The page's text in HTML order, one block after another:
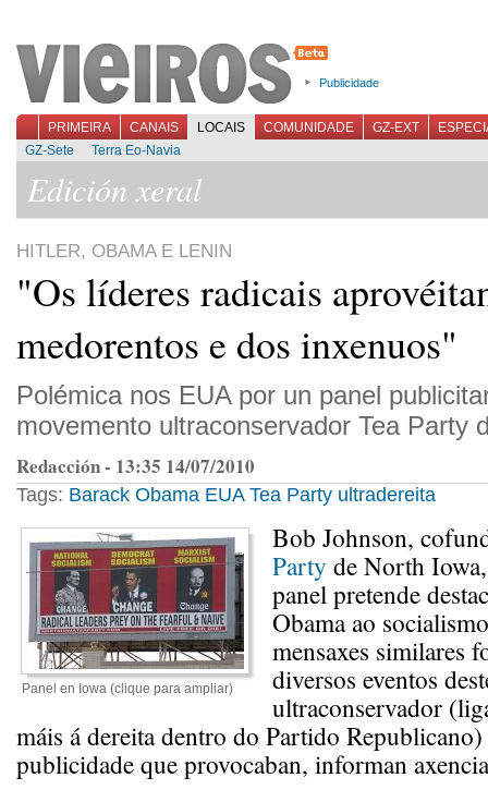
Publicidade
PRIMEIRA CANAIS LOCAIS COMUNIDADE GZ-EXT
GZ-Sete
Terra Eo-Navia
Edición xeral
HITLER, OBAMA E LENIN
"Os líderes radicais
medorentos e dos inxenuos"
Polémica nos EUA por un panel
movemento ultraconservador Tea Party
Redacción - 13:35 14/07/2010
Tags: Barack Obama EUA Tea Party ultradereita
Panel en Iowa (clique para ampliar)
Bob Johnson,
Party de North
panel pretende
Obama ao
mensaxes similares
diversos eventos
ultraconservador
máis á dereita dentro do Partido
publicidade que provocaban, informan